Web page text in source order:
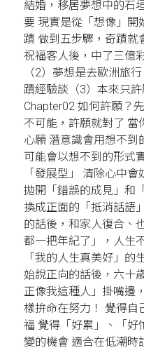
結婚，移居夢想中的石
要 現實是從「想像」開
蹟 做到五步驟，奇蹟就
祝福客人後，中了三億
（2）夢想是去歐洲旅
蹟經驗談（3）本來只
Chapter02 如何許願？
不可能，許願就對了 當
心願 潛意識會用想不到
可能會以想不到的形式
「發展型」 清除心中
拋開「錯誤的成見」和
換成正面的「抵消話語
的話後，和家人復合、
都一把年紀了」，人生
「我的人生真美好」的
始說正向的話後，六十
正像我這種人」掛嘴邊
樣拚命在努力！ 覺得自
福 覺得「好累」、「好
變的機會 適合在低潮時